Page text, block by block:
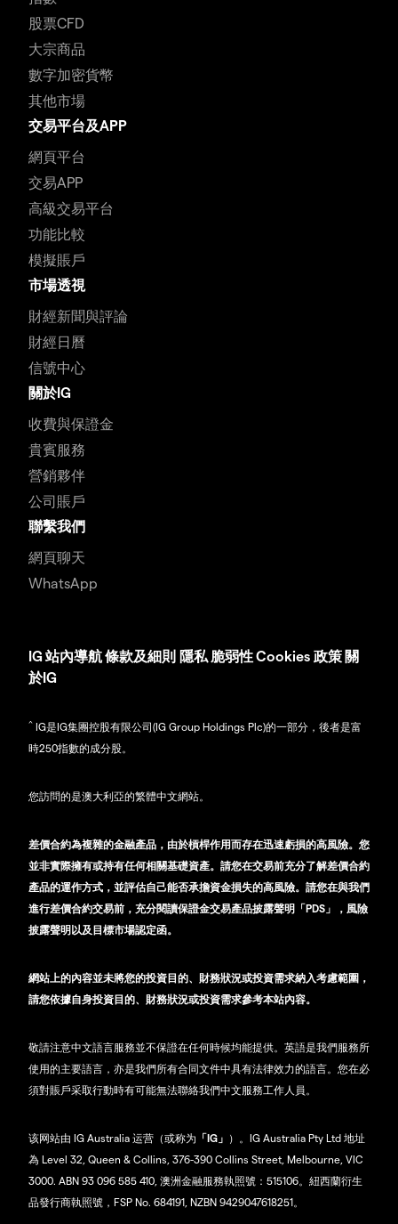
股票CFD
大宗商品
數字加密貨幣
其他市場
交易平台及APP
網頁平台
交易APP
高級交易平台
功能比較
模擬賬戶
市場透視
財經新聞與評論
財經日曆
信號中心
關於IG
收費與保證金
貴賓服務
營銷夥伴
公司賬戶
聯繫我們
網頁聊天
WhatsApp
IG 站內導航條款及細則 隱私 脆弱性Cookies 政策關
於IG
^ IG是IG集團控股有限公司(IG Group Holdings Plc)的一部分，後者是富
時250指數的成分股。
您訪問的是澳大利亞的繁體中文網站。
差價合約為複雜的金融產品，由於槓桿作用而存在迅速虧損的高風險。您
並非實際擁有或持有任何相關基礎資產。請您在交易前充分了解差價合約
產品的運作方式，並評估自己能否承擔資金損失的高風險。請您在與我們
進行差價合約交易前，充分閱讀保證金交易產品披露聲明「PDS」，風險
披露聲明以及目標市場認定函。
網站上的內容並未將您的投資目的、財務狀況或投資需求納入考慮範圍，
請您依據自身投資目的、財務狀況或投資需求參考本站內容。
敬請注意中文語言服務並不保證在任何時候均能提供。英語是我們服務所
使用的主要語言，亦是我們所有合同文件中具有法律效力的語言。您在必
須對賬戶采取行動時有可能無法聯絡我們中文服務工作人員。
该网站由 IG Australia 运营（或称为 「IG」 ）。IG Australia Pty Ltd 地址
為 Level 32, Queen & Collins, 376-390 Collins Street, Melbourne, VIC
3000. ABN 93 096 585 410, 澳洲金融服務執照號：515106。紐西蘭衍生
品發行商執照號，FSP No. 684191, NZBN 9429047618251。